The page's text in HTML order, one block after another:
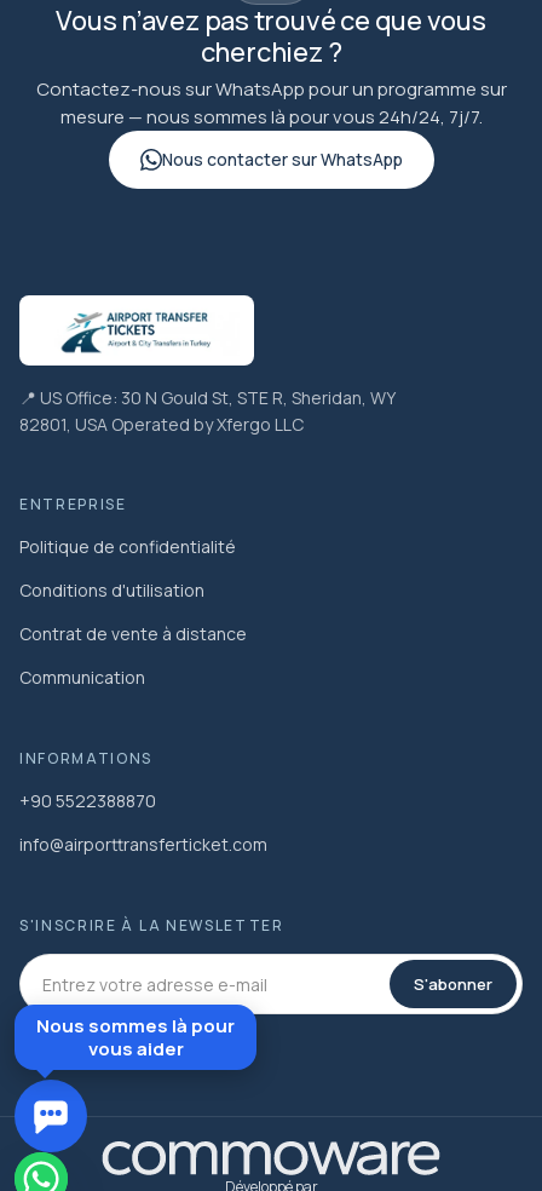
Vous n’avez pas trouvé ce que vous
cherchiez ?
Contactez-nous sur WhatsApp pour un programme sur
mesure — nous sommes là pour vous 24h/24, 7j/7.
Nous contacter sur WhatsApp
📍 US Office: 30 N Gould St, STE R, Sheridan, WY
82801, USA Operated by Xfergo LLC
ENTREPRISE
Politique de confidentialité
Conditions d'utilisation
Contrat de vente à distance
Communication
INFORMATIONS
+90 5522388870
info@airporttransferticket.com
S'INSCRIRE À LA NEWSLETTER
S'abonner
Nous sommes là pour
vous aider